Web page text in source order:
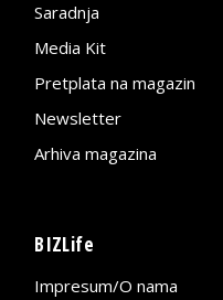
Saradnja
Media Kit
Pretplata na magazin
Newsletter
Arhiva magazina
BIZLife
Impresum/O nama